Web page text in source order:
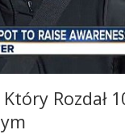
Który Rozdał